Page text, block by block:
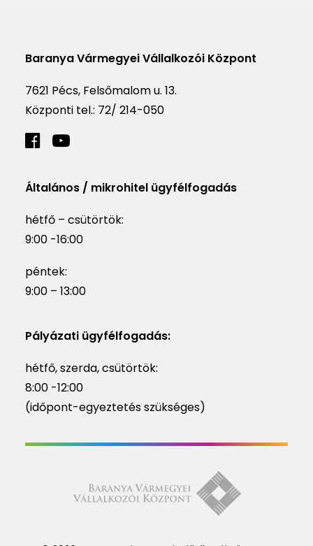
Baranya Vármegyei Vállalkozói Központ
7621 Pécs, Felsőmalom u. 13.
Központi tel.: 72/ 214-050
Általános / mikrohitel ügyfélfogadás
hétfő – csütörtök:
9:00 -16:00
péntek:
9:00 – 13:00
Pályázati ügyfélfogadás:
hétfő, szerda, csütörtök:
8:00 -12:00
(időpont-egyeztetés szükséges)